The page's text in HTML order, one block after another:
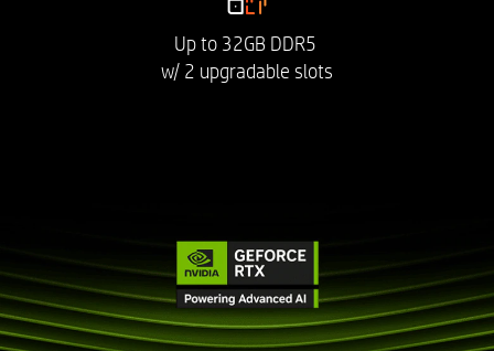
Up to 32GB DDR5
w/ 2 upgradable slots